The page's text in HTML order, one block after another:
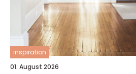
inspiration
01. August 2026